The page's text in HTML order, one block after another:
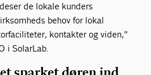
de lokale kunders
behov for lokal
kontakter og viden,"
i SolarLab.